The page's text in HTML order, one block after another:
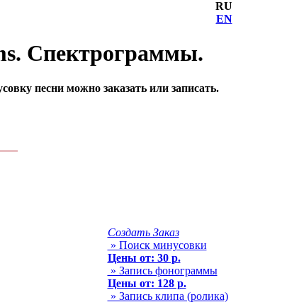
RU
EN
Спектрограммы.
песни можно заказать или записать.
Создать Заказ
» Поиск минусовки
Цены от: 30 р.
» Запись фонограммы
Цены от: 128 р.
» Запись клипа (ролика)